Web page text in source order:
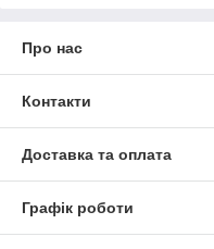
Про нас
Контакти
Доставка та оплата
Графік роботи